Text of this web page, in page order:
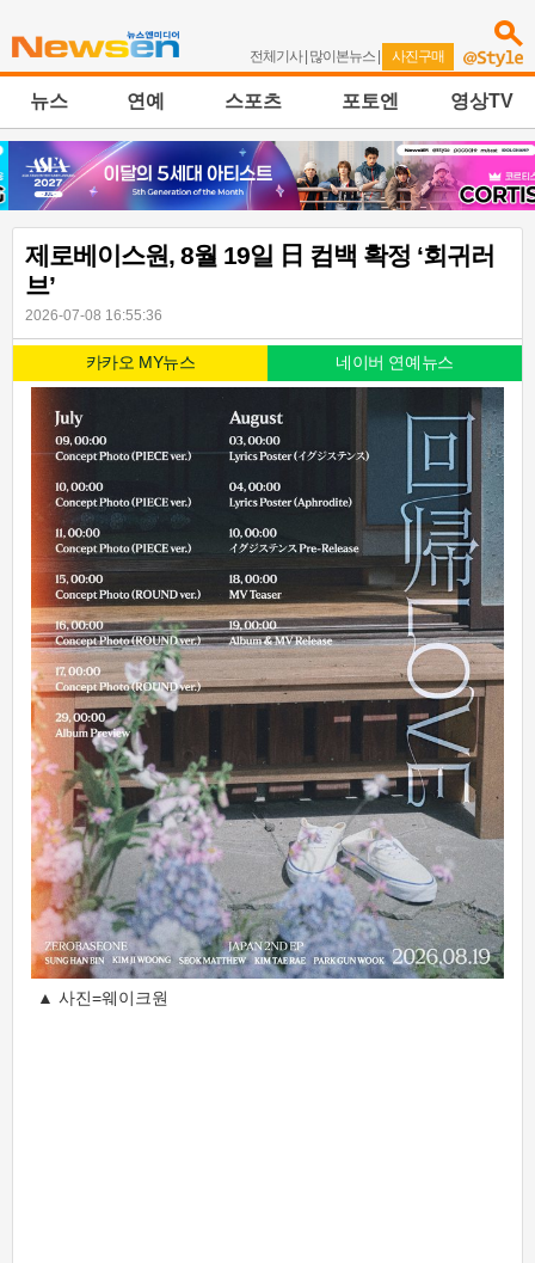
전체기사| 많이본뉴스 | 사진구매
뉴스 연예 스포츠 포토엔 영상TV
제로베이스원, 8월 19일 日 컴백 확정 ‘회귀러
브’
2026-07-08 16:55:36
카카오 MY뉴스 네이버 연예뉴스
▲ 사진=웨이크원